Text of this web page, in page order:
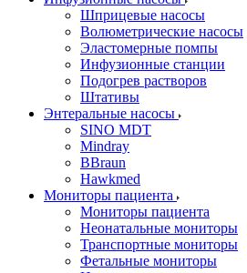
Шприцевые насосы
Волюметрические насосы
Эластомерные помпы
Инфузионные станции
Подогрев растворов
Штативы
Энтеральные насосы
SINO MDT
Mindray
BBraun
Hawkmed
Мониторы пациента
Мониторы пациента
Неонатальные мониторы
Транспортные мониторы
Фетальные мониторы